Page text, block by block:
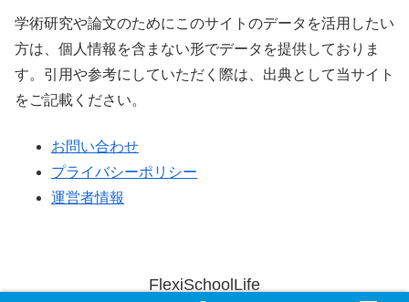
学術研究や論文のためにこのサイトのデータを活用したい
方は、個人情報を含まない形でデータを提供しておりま
す。引用や参考にしていただく際は、出典として当サイト
をご記載ください。
お問い合わせ
プライバシーポリシー
運営者情報
FlexiSchoolLife